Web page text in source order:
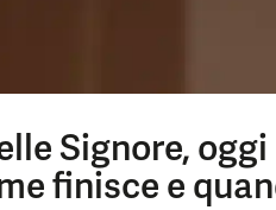
Signore,
finisce e